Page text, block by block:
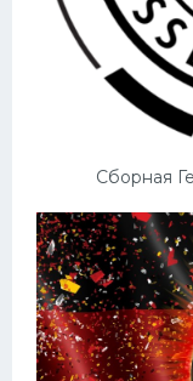
Сборная